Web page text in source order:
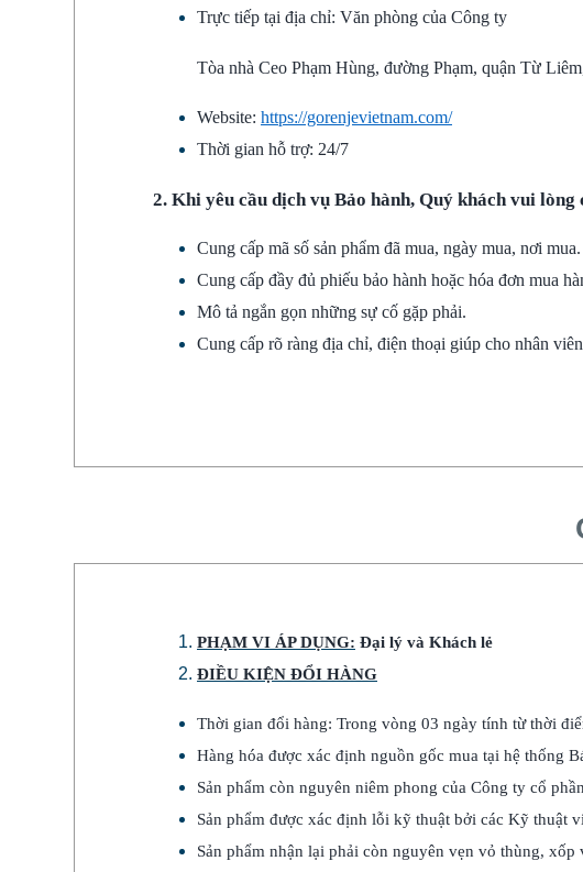
Trực tiếp tại địa chỉ: Văn phòng của Công ty
Tòa nhà Ceo Phạm Hùng, đường Phạm, quận Từ
Website: https://gorenjevietnam.com/
Thời gian hỗ trợ: 24/7
2. Khi yêu cầu dịch vụ Bảo hành, Quý khách vui lòng
Cung cấp mã số sản phẩm đã mua, ngày mua, nơi mua.
Cung cấp đầy đủ phiếu bảo hành hoặc hóa đơn mua
Mô tả ngắn gọn những sự cố gặp phải.
Cung cấp rõ ràng địa chỉ, điện thoại giúp cho nhân
PHẠM VI ÁP DỤNG: Đại lý và Khách lẻ
ĐIỀU KIỆN ĐỔI HÀNG
Thời gian đổi hàng: Trong vòng 03 ngày tính từ thời
Hàng hóa được xác định nguồn gốc mua tại hệ thống
Sản phẩm còn nguyên niêm phong của Công ty cổ
Sản phẩm được xác định lỗi kỹ thuật bởi các Kỹ thuật
Sản phẩm nhận lại phải còn nguyên vẹn vỏ thùng,